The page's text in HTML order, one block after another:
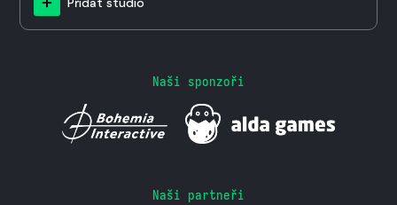
Naši sponzoři
Naši partneři